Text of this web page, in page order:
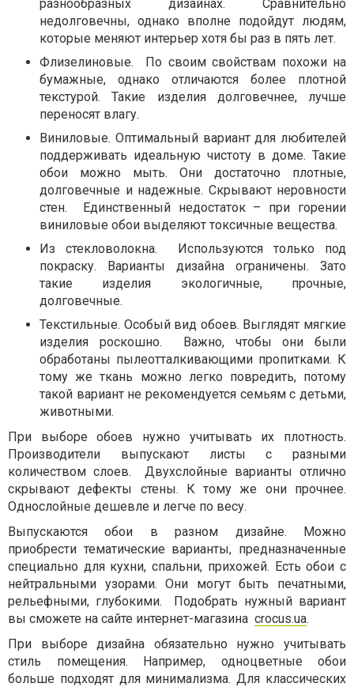
разнообразных дизайнах. Сравнительно
недолговечны, однако вполне подойдут людям,
которые меняют интерьер хотя бы раз в пять лет.
Флизелиновые. По своим свойствам похожи на
бумажные, однако отличаются более плотной
текстурой. Такие изделия долговечнее, лучше
переносят влагу.
Виниловые. Оптимальный вариант для любителей
поддерживать идеальную чистоту в доме. Такие
обои можно мыть. Они достаточно плотные,
долговечные и надежные. Скрывают неровности
стен. Единственный недостаток – при горении
виниловые обои выделяют токсичные вещества.
Из стекловолокна. Используются только под
покраску. Варианты дизайна ограничены. Зато
такие изделия экологичные, прочные,
долговечные.
Текстильные. Особый вид обоев. Выглядят мягкие
изделия роскошно. Важно, чтобы они были
обработаны пылеотталкивающими пропитками. К
тому же ткань можно легко повредить, потому
такой вариант не рекомендуется семьям с детьми,
животными.
При выборе обоев нужно учитывать их плотность.
Производители выпускают листы с разными
количеством слоев. Двухслойные варианты отлично
скрывают дефекты стены. К тому же они прочнее.
Однослойные дешевле и легче по весу.
Выпускаются обои в разном дизайне. Можно
приобрести тематические варианты, предназначенные
специально для кухни, спальни, прихожей. Есть обои с
нейтральными узорами. Они могут быть печатными,
рельефными, глубокими. Подобрать нужный вариант
вы сможете на сайте интернет-магазина crocus.ua.
При выборе дизайна обязательно нужно учитывать
стиль помещения. Например, одноцветные обои
больше подходят для минимализма. Для классических